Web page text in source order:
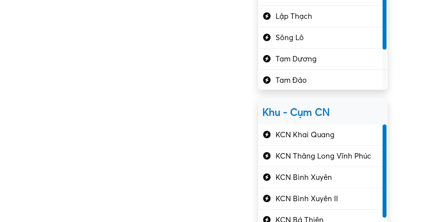
Kiểm soát chất lượng
Kỹ sư cơ khí
Kỹ sư điện
Kỹ thuật cao
Kỹ thuật mạng – IT
Làm bán thời gian
Lao động phổ thông
Lập Thạch
Sông Lô
Tam Dương
Tam Đảo
Khu - Cụm CN
KCN Khai Quang
KCN Thăng Long Vĩnh Phúc
KCN Bình Xuyên
KCN Bình Xuyên II
KCN Bá Thiện